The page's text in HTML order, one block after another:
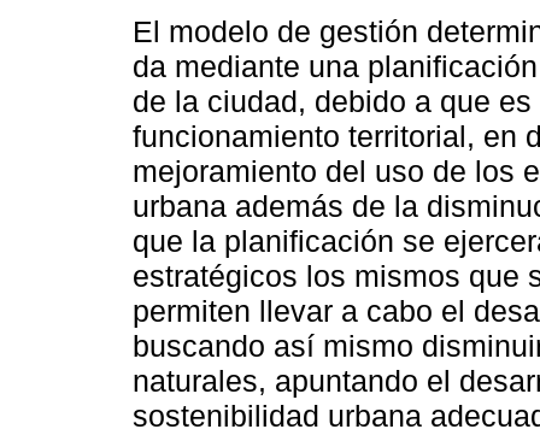
El modelo de gestión
da mediante una
de la ciudad, debido a que
funcionamiento territorial, en
mejoramiento del uso de los
urbana además de la
que la planificación se
estratégicos los mismos que
permiten llevar a cabo el
buscando así mismo
naturales, apuntando el
sostenibilidad urbana